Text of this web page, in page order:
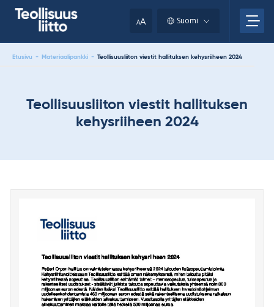
AA Suomi
Etusivu - Materiaalipankki - Teollisuusliiton viestit hallituksen kehysriiheen 2024
Teollisuusliiton viestit hallituksen
kehysriiheen 2024
clipboard.)